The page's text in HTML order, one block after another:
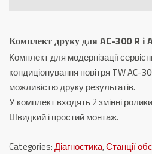
і
AC-
300
YF
quantity
Комплект друку для AC-300 R і
Комплект для модернізації
кондиціонування повітря TW AC-
можливістю друку результатів.
У комплект входять 2 змінні
Швидкий і простий монтаж.
Categories:Діагностика,Станції